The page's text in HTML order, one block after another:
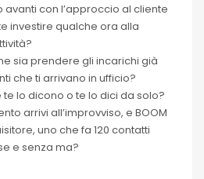
con l’approccio al cliente
investire qualche ora alla
sia prendere gli incarichi già
che ti arrivano in ufficio?
te lo dicono o te lo dici da solo?
arrivi all’improvviso, e BOOM
uno che fa 120 contatti
e senza ma?